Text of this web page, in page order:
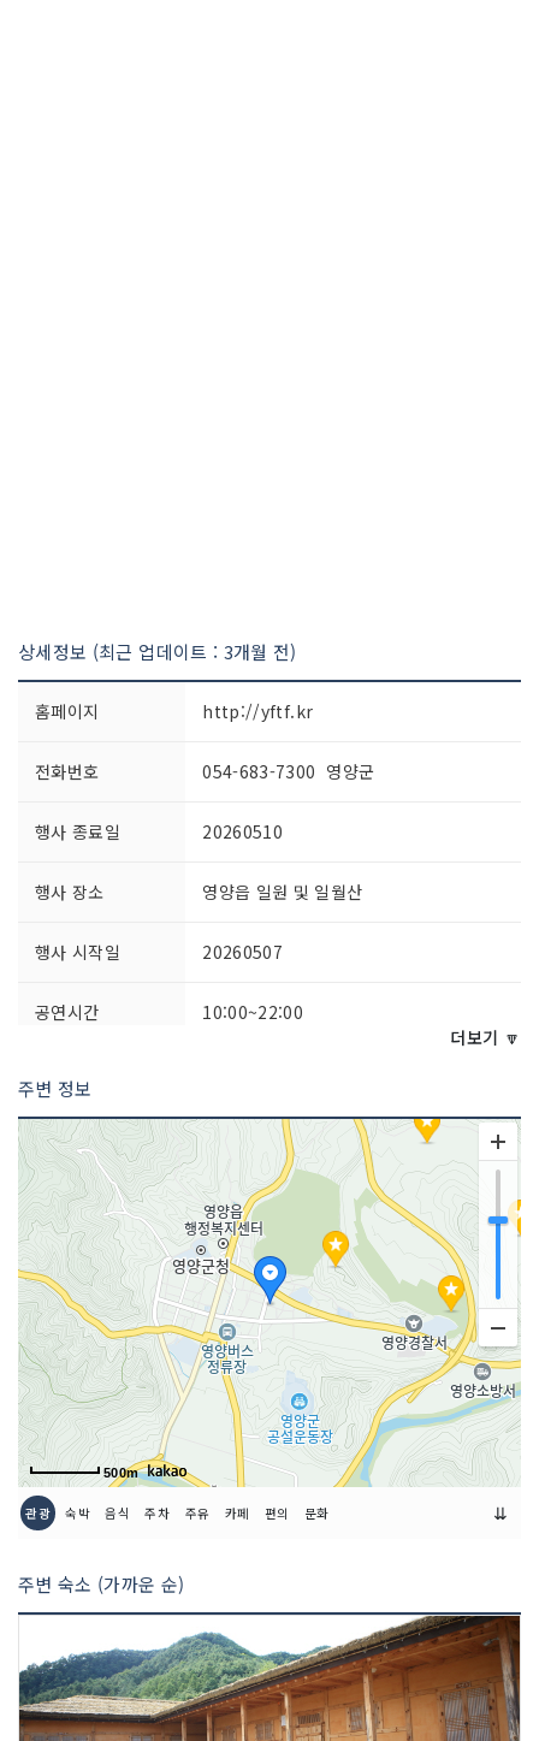
상세정보 (최근 업데이트 : 3개월 전)
홈페이지 http://yftf.kr
전화번호 054-683-7300 영양군
행사 종료일 20260510
행사 장소 영양읍 일원 및 일월산
행사 시작일 20260507
공연시간 10:00~22:00
부대프로그램 : 산나물 미식로드, 산나물
판매장터, 산나물 이야기길, 음식디미방
전시관, 지역공연 3. 소비자 참여 프로그
램 : 산나물 채취체험, 산나물 체험 프로그
램, 참여 이벤트 4. 기타 내용 : 영양전통
시장 연계 야시장 운영 및 친환경 캠페인
추진
주최자 정보 영양군
주최자 연락처 054-683-7300
주관사 정보 (재)영양축제관광재단
이용요금 무료
더보기 🔽
주변 정보
500m
관광 숙박 음식 주차 주유 카페 편의 문화 ⇊
주변 숙소 (가까운 순)